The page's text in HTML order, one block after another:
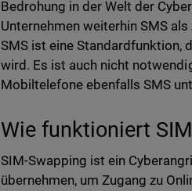
Bedrohung in der Welt der
Unternehmen weiterhin SMS
SMS ist eine Standardfunktion,
wird. Es ist auch nicht
Mobiltelefone ebenfalls SMS
Wie funktioniert
SIM-Swapping ist ein
übernehmen, um Zugang zu